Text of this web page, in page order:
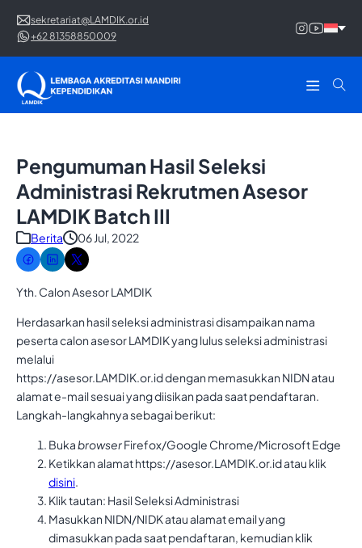
sekretariat@LAMDIK.or.id
+62 81358850009
Pengumuman Hasil Seleksi
Administrasi Rekrutmen Asesor
LAMDIK Batch III
Berita 06 Jul, 2022
Yth. Calon Asesor LAMDIK
Herdasarkan hasil seleksi administrasi disampaikan nama
peserta calon asesor LAMDIK yang lulus seleksi administrasi
melalui
https://asesor.LAMDIK.or.id dengan memasukkan NIDN atau
alamat e-mail sesuai yang diisikan pada saat pendaftaran.
Langkah-langkahnya sebagai berikut:
BukabrowserFirefox/Google Chrome/Microsoft Edge
Ketikkan alamat https://asesor.LAMDIK.or.id atau klik
disini.
Klik tautan: Hasil Seleksi Administrasi
Masukkan NIDN/NIDK atau alamat email yang
dimasukkan pada saat pendaftaran, kemudian klik